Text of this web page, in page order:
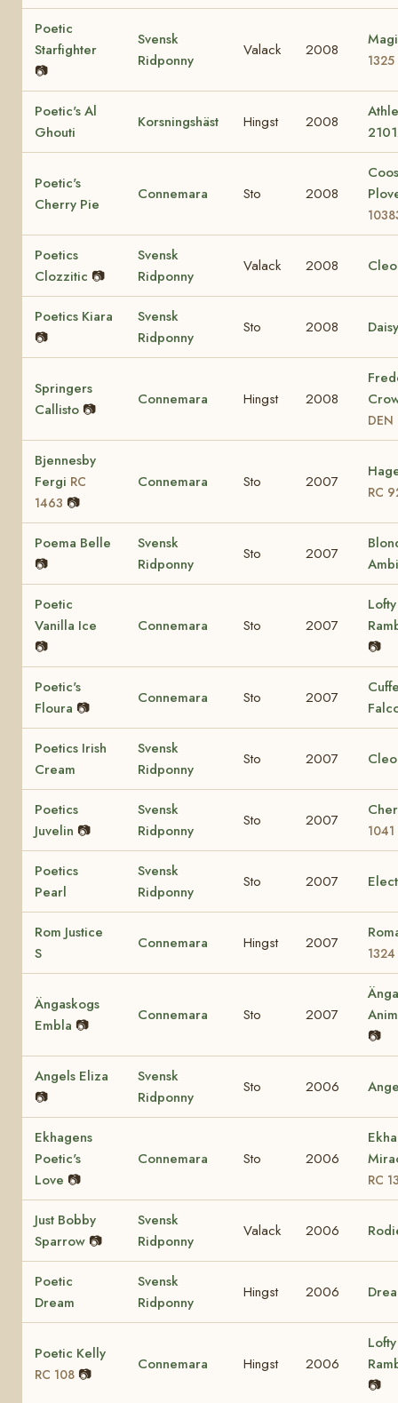
Poetic
Starfighter
📷
Svensk
Ridponny
Valack 2008
1325
Poetic's Al
Ghouti
Korsningshäst Hingst 2008
Poetic's
Cherry Pie
Connemara Sto 2008
Poetics
Clozzitic 📷
Svensk
Ridponny
Valack 2008
Poetics Kiara
📷
Svensk
Ridponny
Sto 2008 Daisy
Springers
Callisto 📷
Connemara Hingst 2008
Bjennesby
Fergi RC
1463 📷
Connemara Sto 2007
RC
Poema Belle
📷
Svensk
Ridponny
Sto 2007
Poetic
Vanilla Ice
📷
Connemara Sto 2007
📷
Poetic's
Floura 📷
Connemara Sto 2007
Poetics Irish
Cream
Svensk
Ridponny
Sto 2007
Poetics
Juvelin 📷
Svensk
Ridponny
Sto 2007
1041
Poetics
Pearl
Svensk
Ridponny
Sto 2007
Rom Justice
S
Connemara Hingst 2007
1324
Ängaskogs
Embla 📷
Connemara Sto 2007
📷
Angels Eliza
📷
Svensk
Ridponny
Sto 2006
Ekhagens
Poetic's
Love 📷
Connemara Sto 2006
RC
Just Bobby
Sparrow 📷
Svensk
Ridponny
Valack 2006
Poetic
Dream
Svensk
Ridponny
Hingst 2006
Poetic Kelly
RC 108 📷
Connemara Hingst 2006
📷